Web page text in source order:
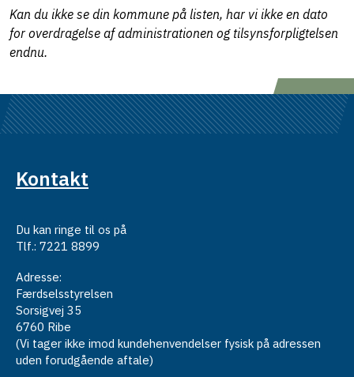
Kan du ikke se din kommune på listen, har vi ikke en dato
for overdragelse af administrationen og tilsynsforpligtelsen
endnu.
Kontakt
Du kan ringe til os på
Tlf.: 7221 8899
Adresse:
Færdselsstyrelsen
Sorsigvej 35
6760 Ribe
(Vi tager ikke imod kundehenvendelser fysisk på adressen
uden forudgående aftale)